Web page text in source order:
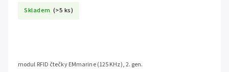
Skladem (>5 ks)
modul RFID čtečky EMmarine (125 KHz), 2. gen.